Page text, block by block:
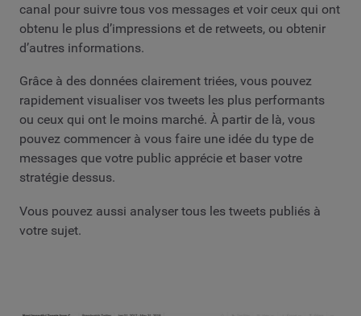
canal pour suivre tous vos messages et voir ceux qui ont
obtenu le plus d’impressions et de retweets, ou obtenir
d’autres informations.
Grâce à des données clairement triées, vous pouvez
rapidement visualiser vos tweets les plus performants
ou ceux qui ont le moins marché. À partir de là, vous
pouvez commencer à vous faire une idée du type de
messages que votre public apprécie et baser votre
stratégie dessus.
Vous pouvez aussi analyser tous les tweets publiés à
votre sujet.